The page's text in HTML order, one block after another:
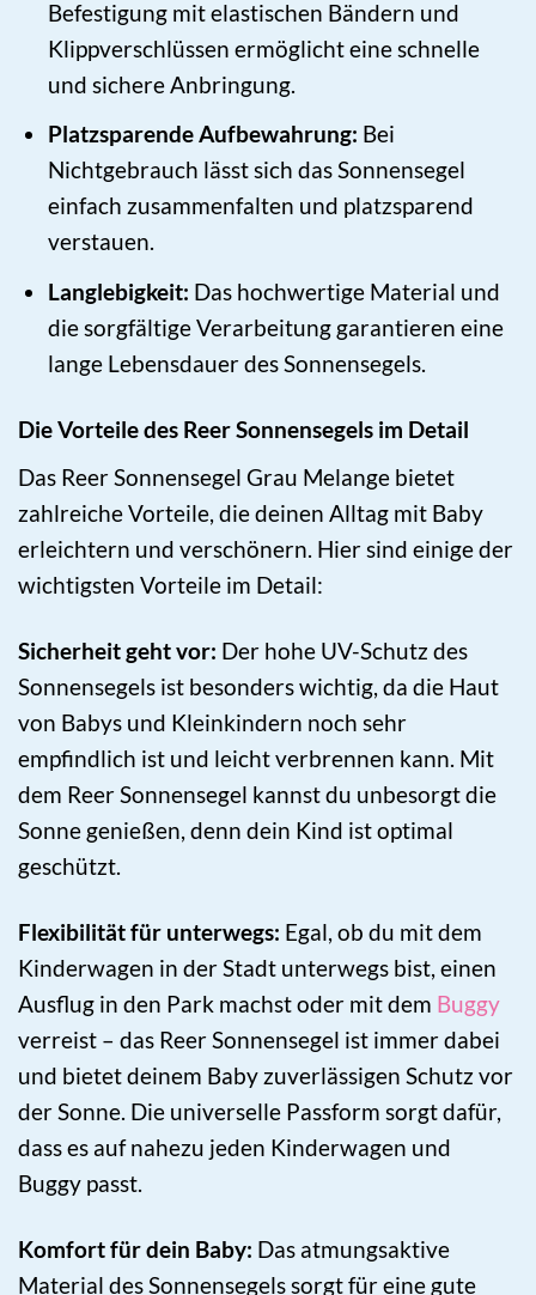
Befestigung mit elastischen Bändern und
Klippverschlüssen ermöglicht eine schnelle
und sichere Anbringung.
Platzsparende Aufbewahrung: Bei
Nichtgebrauch lässt sich das Sonnensegel
einfach zusammenfalten und platzsparend
verstauen.
Langlebigkeit: Das hochwertige Material und
die sorgfältige Verarbeitung garantieren eine
lange Lebensdauer des Sonnensegels.
Die Vorteile des Reer Sonnensegels im Detail
Das Reer Sonnensegel Grau Melange bietet
zahlreiche Vorteile, die deinen Alltag mit Baby
erleichtern und verschönern. Hier sind einige der
wichtigsten Vorteile im Detail:
Sicherheit geht vor: Der hohe UV-Schutz des
Sonnensegels ist besonders wichtig, da die Haut
von Babys und Kleinkindern noch sehr
empfindlich ist und leicht verbrennen kann. Mit
dem Reer Sonnensegel kannst du unbesorgt die
Sonne genießen, denn dein Kind ist optimal
geschützt.
Flexibilität für unterwegs: Egal, ob du mit dem
Kinderwagen in der Stadt unterwegs bist, einen
Ausflug in den Park machst oder mit dem Buggy
verreist – das Reer Sonnensegel ist immer dabei
und bietet deinem Baby zuverlässigen Schutz vor
der Sonne. Die universelle Passform sorgt dafür,
dass es auf nahezu jeden Kinderwagen und
Buggy passt.
Komfort für dein Baby: Das atmungsaktive
Material des Sonnensegels sorgt für eine gute